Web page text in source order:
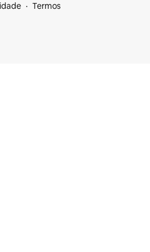
Termos